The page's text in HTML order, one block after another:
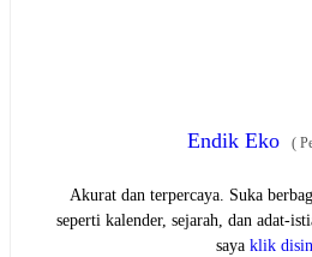
Endik Eko (
Akurat dan terpercaya. Suka
seperti kalender, sejarah, dan adat-
saya klik